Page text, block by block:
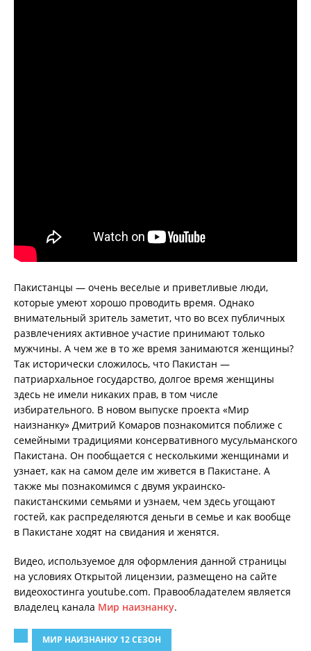
Пакистанцы — очень веселые и приветливые люди,
которые умеют хорошо проводить время. Однако
внимательный зритель заметит, что во всех публичных
развлечениях активное участие принимают только
мужчины. А чем же в то же время занимаются женщины?
Так исторически сложилось, что Пакистан —
патриархальное государство, долгое время женщины
здесь не имели никаких прав, в том числе
избирательного. В новом выпуске проекта «Мир
наизнанку» Дмитрий Комаров познакомится поближе с
семейными традициями консервативного мусульманского
Пакистана. Он пообщается с несколькими женщинами и
узнает, как на самом деле им живется в Пакистане. А
также мы познакомимся с двумя украинско-
пакистанскими семьями и узнаем, чем здесь угощают
гостей, как распределяются деньги в семье и как вообще
в Пакистане ходят на свидания и женятся.
Видео, используемое для оформления данной страницы
на условиях Открытой лицензии, размещено на сайте
видеохостинга youtube.com. Правообладателем является
владелец канала Мир наизнанку.
МИР НАИЗНАНКУ 12 СЕЗОН